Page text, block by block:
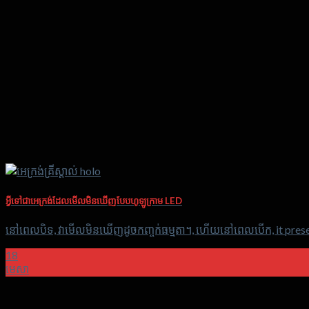
អ្វី​ទៅ​ជា​អេក្រង់​ដែល​មើល​មិន​ឃើញ​បែប​ហូ​ឡូ​ក្រាម LED
នៅពេលបិទ, វាមើលមិនឃើញដូចកញ្ចក់ធម្មតា។, ហើយនៅពេលបើក, it
18
មេសា